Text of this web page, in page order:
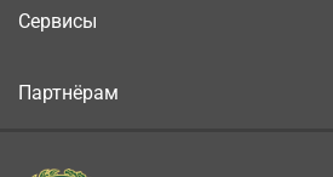
Сервисы
Партнёрам